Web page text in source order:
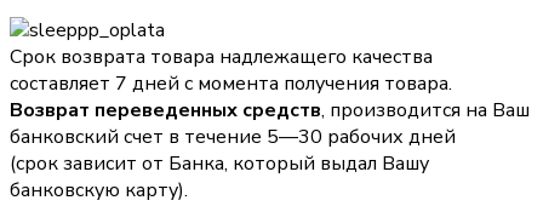
Срок возврата товара надлежащего качества
составляет 7 дней с момента получения товара.
Возврат переведенных средств, производится на Ваш
банковский счет в течение 5—30 рабочих дней
(срок зависит от Банка, который выдал Вашу
банковскую карту).